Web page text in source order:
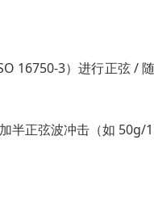
16750-3）进行正弦 /
正弦波冲击（如 50g/